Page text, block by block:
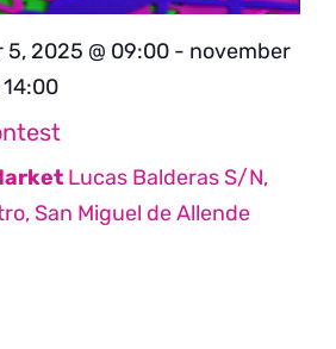
5, 2025 @ 09:00 - november
14:00
Lucas Balderas S/N,
San Miguel de Allende